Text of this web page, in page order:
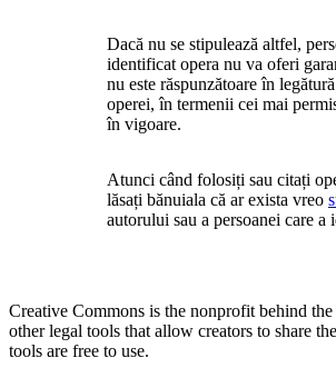
Dacă nu se stipulează altfel,
identificat opera nu va oferi
nu este răspunzătoare în
operei, în termenii cei mai
în vigoare.
Atunci când folosiți sau citați
lăsați bănuiala că ar exista vreo
autorului sau a persoanei care a
Creative Commons is the nonprofit behind the
other legal tools that allow creators to share
tools are free to use.